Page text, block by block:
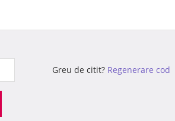
Greu de citit? Regenerare cod